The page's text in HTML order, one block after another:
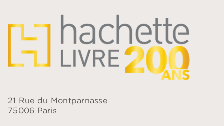
21 Rue du Montparnasse
75006 Paris